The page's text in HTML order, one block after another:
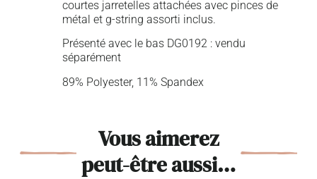
courtes jarretelles attachées avec pinces de
métal et g-string assorti inclus.
Présenté avec le bas DG0192 : vendu
séparément
89% Polyester, 11% Spandex
Vous aimerez
peut-être aussi…